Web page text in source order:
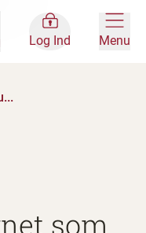
Log Ind Menu
som